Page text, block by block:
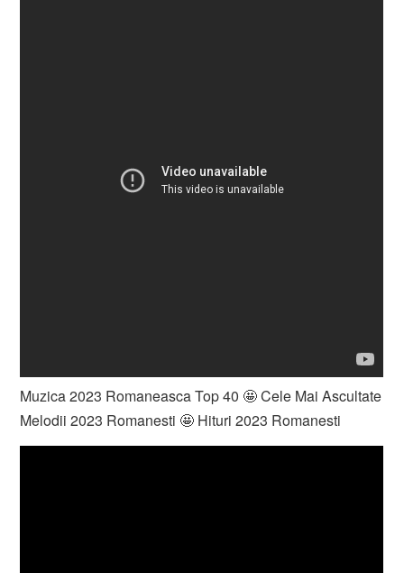
Muzica 2023 Romaneasca Top 40 🤩 Cele Mai Ascultate
Melodii 2023 Romanesti 🤩 Hituri 2023 Romanesti